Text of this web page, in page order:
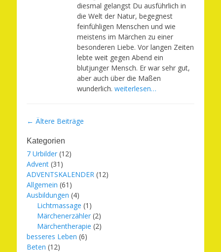
diesmal gelangst Du ausführlich in
die Welt der Natur, begegnest
feinfühligen Menschen und wie
meistens im Märchen zu einer
besonderen Liebe. Vor langen Zeiten
lebte weit gegen Abend ein
blutjunger Mensch. Er war sehr gut,
aber auch über die Maßen
wunderlich. weiterlesen…
Beitragsnavigation
← Ältere Beiträge
Kategorien
7 Urbilder (12)
Advent (31)
ADVENTSKALENDER (12)
Allgemein (61)
Ausbildungen (4)
Lichtmassage (1)
Märchenerzähler (2)
Märchentherapie (2)
besseres Leben (6)
Beten (12)